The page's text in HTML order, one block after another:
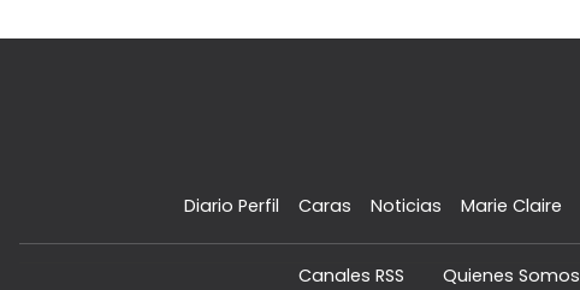
Diario Perfil Caras Noticias Marie Claire
Canales RSS Quienes Somos